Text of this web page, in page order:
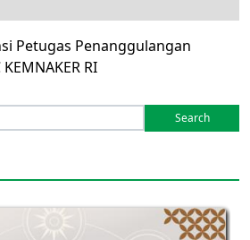
Petugas Penanggulangan
RI